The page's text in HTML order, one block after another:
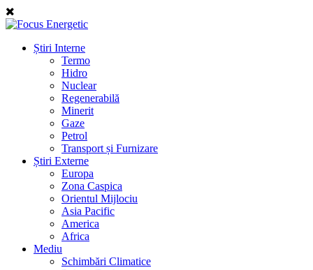
Știri Interne
Termo
Hidro
Nuclear
Regenerabilă
Minerit
Gaze
Petrol
Transport și Furnizare
Știri Externe
Europa
Zona Caspica
Orientul Mijlociu
Asia Pacific
America
Africa
Mediu
Schimbări Climatice